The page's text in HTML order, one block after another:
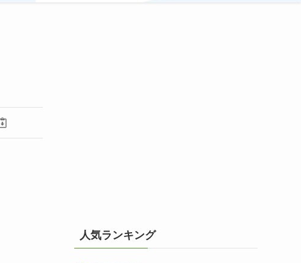
人気ランキング